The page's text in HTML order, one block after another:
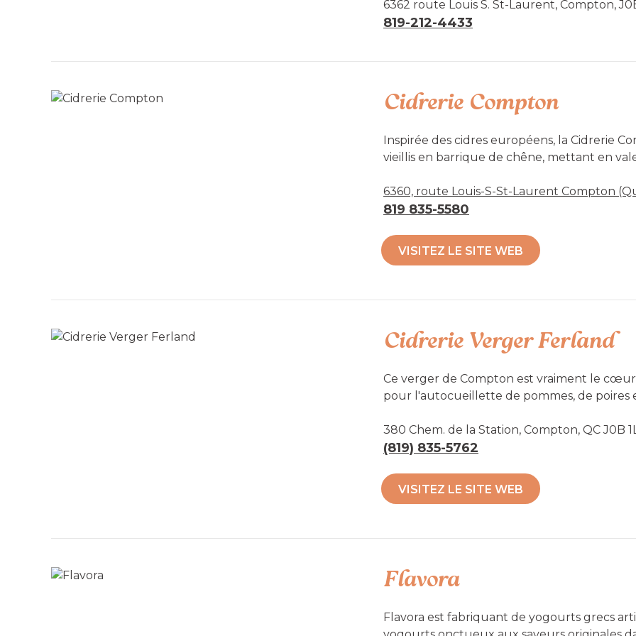
Fraises : Du 24 juin à la fin juillet. Tous les
6362 route Louis S. St-Laurent, Compton,
819-212-4433
Cidrerie Compton
Inspirée des cidres européens, la Cidrerie
vieillis en barrique de chêne, mettant en
retrouvez-y aussi une variété de fruits frais
que des dégustations sur place.
Accessibilité mobilité réduite : Non-
6360, route Louis-S-St-Laurent Compton
819 835-5580
VISITEZ LE SITE WEB
Cidrerie Verger Ferland
Ce verger de Compton est vraiment le
pour l'autocueillette de pommes, de poires
produits transformés, à déguster et à
produits locaux et à le savourer
de prolonger la visite et de faire goûter les
380 Chem. de la Station, Compton, QC J0B
(819) 835-5762
VISITEZ LE SITE WEB
Flavora
Flavora est fabriquant de yogourts grecs